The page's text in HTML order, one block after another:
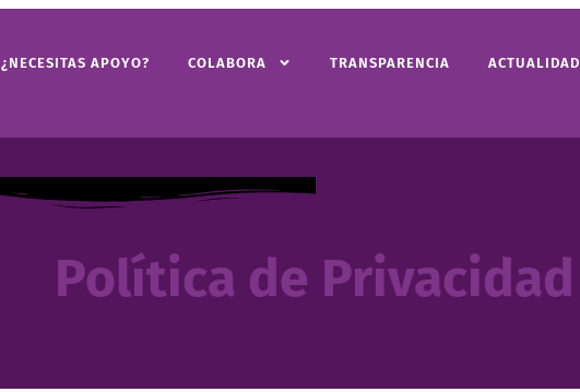
¿NECESITAS APOYO? COLABORA TRANSPARENCIA ACTUALIDAD
Política de Privacidad